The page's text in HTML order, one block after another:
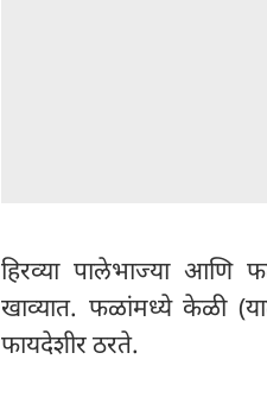
हिरव्या पालेभाज्या आणि
खाव्यात. फळांमध्ये केळी
फायदेशीर ठरते.